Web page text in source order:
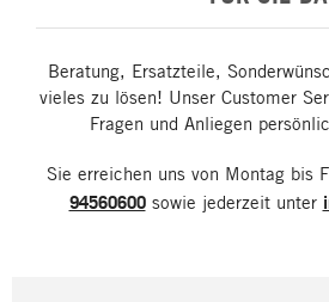
Beratung, Ersatzteile,
vieles zu lösen! Unser Customer
Fragen und Anliegen
Sie erreichen uns von Montag bis
94560600sowie jederzeit unter